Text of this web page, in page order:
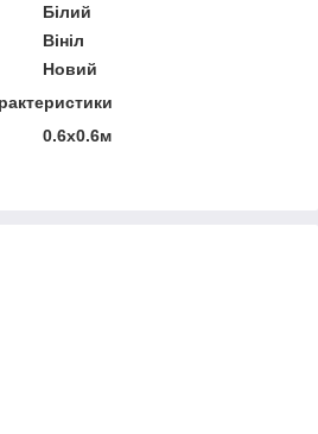
Білий
Вініл
Новий
0.6х0.6м